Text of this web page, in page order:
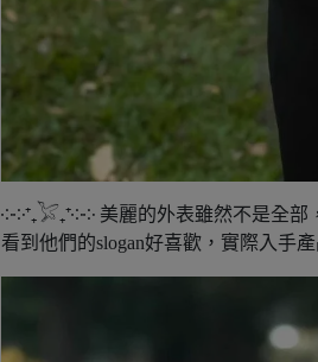
༶༶⁺₊𓅯₊⁺༶༶ 美麗的外表雖然不是全部
看到他們的slogan好喜歡，實際入手